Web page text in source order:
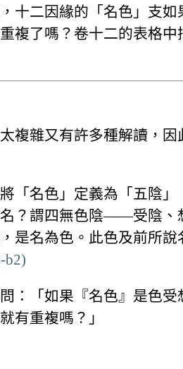
十二因緣的「名色」支
複了嗎？卷十二的表格
複雜又有許多種解讀，
「名色」定義為「五陰
？謂四無色陰——受陰、
是名為色。此色及前所
b2)
：「如果『名色』是色
有重複嗎？」